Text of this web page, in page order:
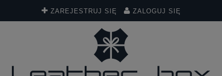
ZAREJESTRUJ SIĘ ZALOGUJ SIĘ